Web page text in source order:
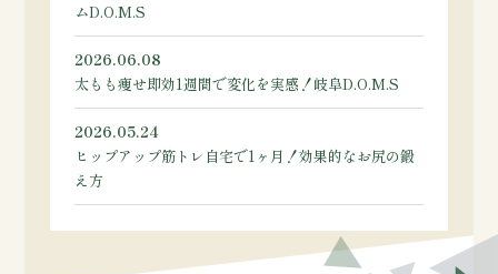
ムD.O.M.S
2026.06.08
太もも痩せ即効1週間で変化を実感！岐阜D.O.M.S
2026.05.24
ヒップアップ筋トレ自宅で1ヶ月！効果的なお尻の鍛
え方